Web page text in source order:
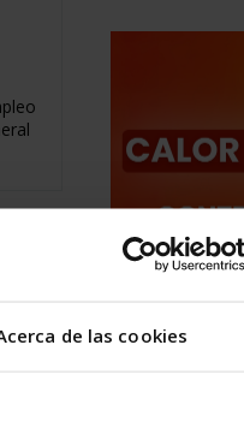
de las cookies